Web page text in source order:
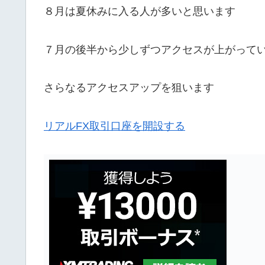
８月は夏休みに入る人が多いと思います
７月の後半から少しずつアクセスが上がって
さらなるアクセスアップを狙います
リアルFX取引口座を開設する